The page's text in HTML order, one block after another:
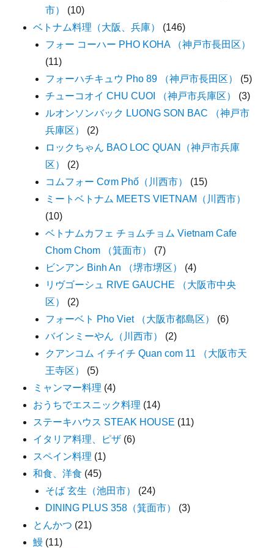
市）
(10)
ベトナム料理（大阪、兵庫）
(146)
フォー コーハー PHO KOHA （神戸市長田区）
(11)
フォーハチキュウ Pho 89 （神戸市長田区）
(5)
チューコオイ CHU CUOI （神戸市兵庫区）
(3)
ルオンソンバック LUONG SON BAC （神戸市
兵庫区）
(2)
ロックちゃん BAO LOC QUAN（神戸市兵庫
区）
(2)
コムフォー Cơm Phố（川西市）
(15)
ミートベトナム MEETS VIETNAM（川西市）
(10)
ベトナムカフェ チョムチョム Vietnam Cafe
Chom Chom （箕面市）
(7)
ビンアン Binh An （堺市堺区）
(4)
リヴゴーシュ RIVE GAUCHE （大阪市中央
区）
(2)
フォーベト Pho Viet （大阪市都島区）
(6)
バインミーやん（川西市）
(2)
クアンコム イチイチ Quan com 11 （大阪市天
王寺区）
(5)
ミャンマー料理 (4)
おうちでエスニック料理 (14)
ステーキハウス STEAK HOUSE (11)
イタリア料理、ピザ (6)
スペイン料理 (1)
和食、洋食 (45)
そば 玄生（池田市）
(24)
DINING PLUS 358（箕面市）
(3)
とんかつ (21)
鰻 (11)